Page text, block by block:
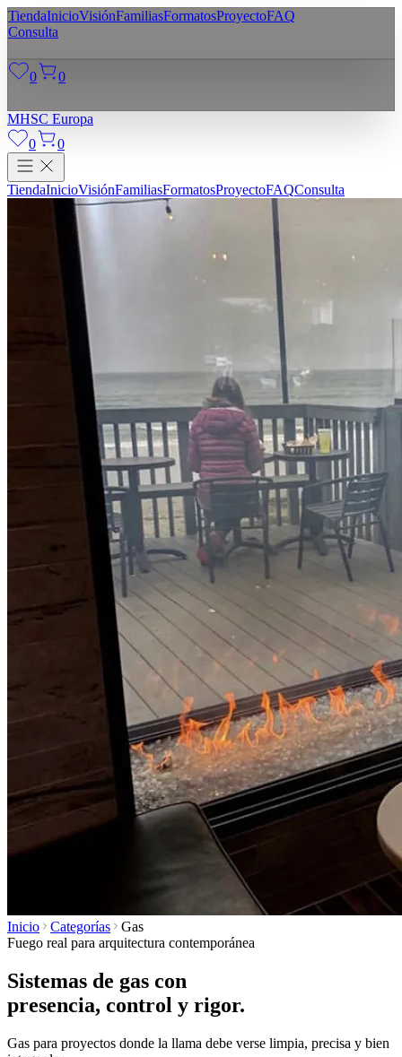
TiendaInicioVisiónFamiliasFormatosProyectoFAQ
Consulta
0 0
MHSC Europa
0
0
TiendaInicioVisiónFamiliasFormatosProyectoFAQConsulta
Inicio Categorías
Gas
Fuego real para arquitectura contemporánea
Sistemas de gas con
presencia, control y rigor.
Gas para proyectos donde la llama debe verse limpia, precisa y bien